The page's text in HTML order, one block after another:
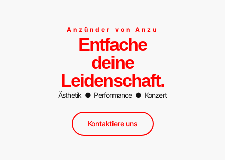
Anzünder von Anzu
Entfache
deine
Leidenschaft.
Ästhetik ● Performance ● Konzert
Kontaktiere uns